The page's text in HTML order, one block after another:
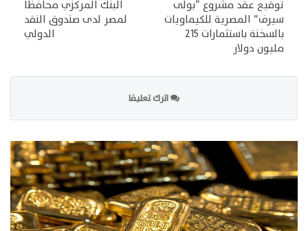
توقيع عقد مشروع “بولى
سيرف” المصرية للكيماويات
بالسخنة باستثمارات 215
مليون دولار
البنك المركزي محافظًا
لمصر لدى صندوق النقد
الدولي
اترك تعليقا